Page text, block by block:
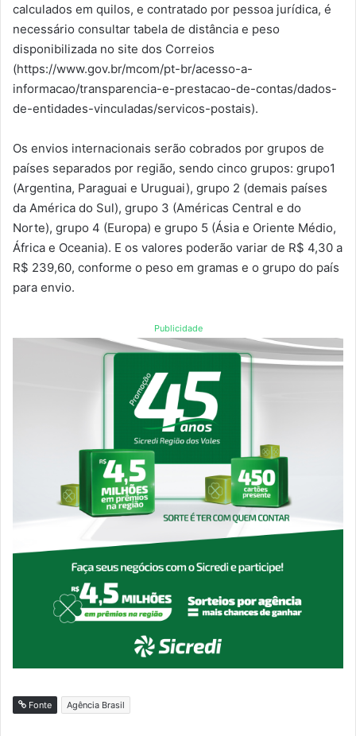
calculados em quilos, e contratado por pessoa jurídica, é
necessário consultar tabela de distância e peso
disponibilizada no site dos Correios
(https://www.gov.br/mcom/pt-br/acesso-a-
informacao/transparencia-e-prestacao-de-contas/dados-
de-entidades-vinculadas/servicos-postais).
Os envios internacionais serão cobrados por grupos de
países separados por região, sendo cinco grupos: grupo1
(Argentina, Paraguai e Uruguai), grupo 2 (demais países
da América do Sul), grupo 3 (Américas Central e do
Norte), grupo 4 (Europa) e grupo 5 (Ásia e Oriente Médio,
África e Oceania). E os valores poderão variar de R$ 4,30 a
R$ 239,60, conforme o peso em gramas e o grupo do país
para envio.
Publicidade
Fonte Agência Brasil